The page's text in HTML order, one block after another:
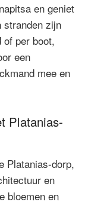
en geniet
stranden zijn
of per boot,
een
mee en
Platanias-
Platanias-dorp,
en
bloemen en